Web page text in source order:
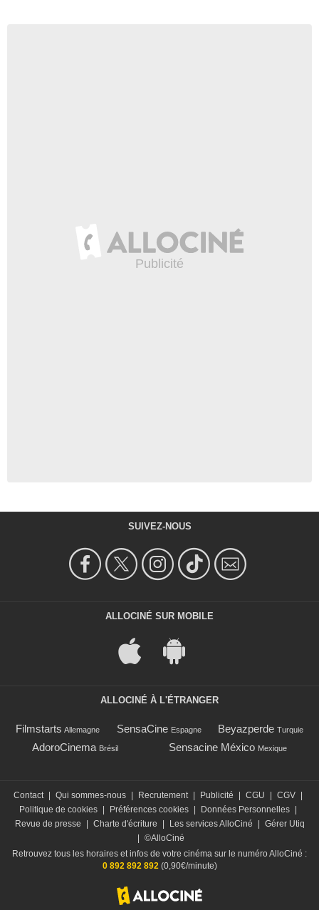
SUIVEZ-NOUS
ALLOCINÉ SUR MOBILE
ALLOCINÉ À L'ÉTRANGER
Filmstarts Allemagne SensaCine Espagne Beyazperde Turquie
AdoroCinema Brésil Sensacine México Mexique
Contact | Qui sommes-nous | Recrutement | Publicité | CGU | CGV |
Politique de cookies | Préférences cookies | Données Personnelles |
Revue de presse
| Charte d'écriture | Les services AlloCiné | Gérer Utiq
| ©AlloCiné
Retrouvez tous les horaires et infos de votre cinéma sur le numéro AlloCiné :
0 892 892 892 (0,90€/minute)